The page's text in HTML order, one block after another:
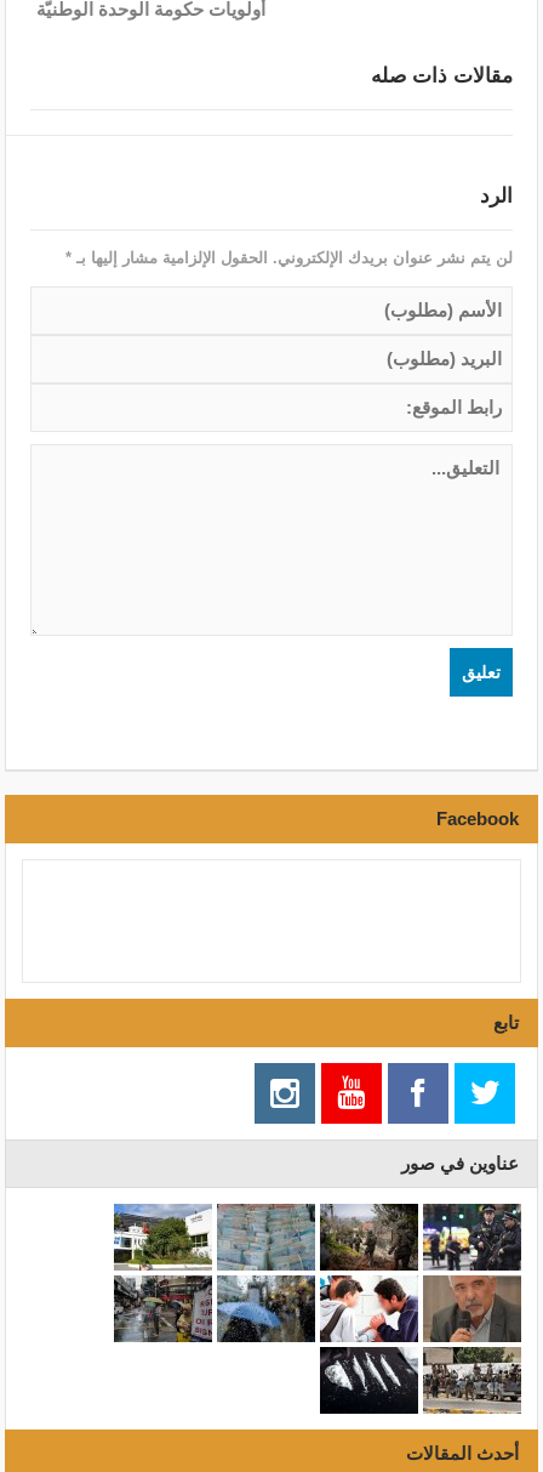
أولويات حكومة الوحدة الوطنيّة
مقالات ذات صله
الرد
لن يتم نشر عنوان بريدك الإلكتروني. الحقول الإلزامية مشار إليها بـ*
Facebook
تابع
عناوين في صور
أحدث المقالات